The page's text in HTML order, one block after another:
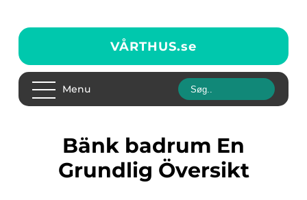
VÅRTHUS.se
Menu
Bänk badrum En
Grundlig Översikt